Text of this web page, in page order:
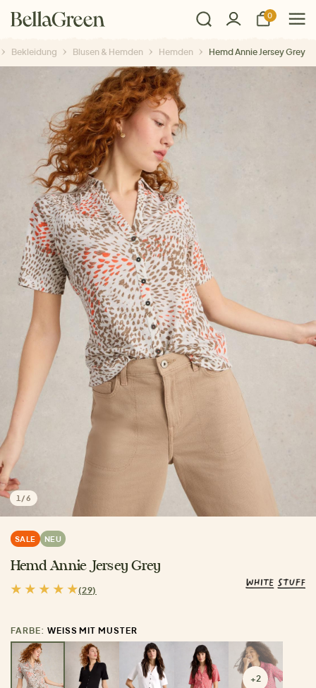
0
Bekleidung Blusen & Hemden Hemden Hemd Annie Jersey Grey
1 /6
SALE NEU
Hemd Annie Jersey Grey
(29)
FARBE: WEISS MIT MUSTER
+2